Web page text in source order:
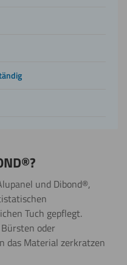
und Dibond®,
Tuch gepflegt.
oder
das Material zerkratzen